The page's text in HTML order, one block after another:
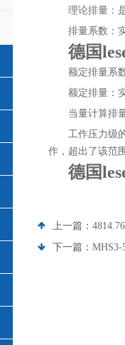
理论排量：
排量系数：
德国
额定排量系
额定排量：
当量计算排
工作压力级
作，超出了该范
德国
上一篇：
下一篇： MHS3-